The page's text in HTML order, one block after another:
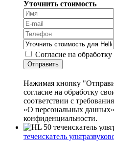
Уточнить стоимость
Согласие на
Отправить
Нажимая кнопку
согласие на обработку
соответствии с
«О персональных
конфиденциальности.
течеискатель